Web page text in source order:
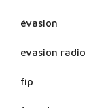
évasion
evasion radio
fip